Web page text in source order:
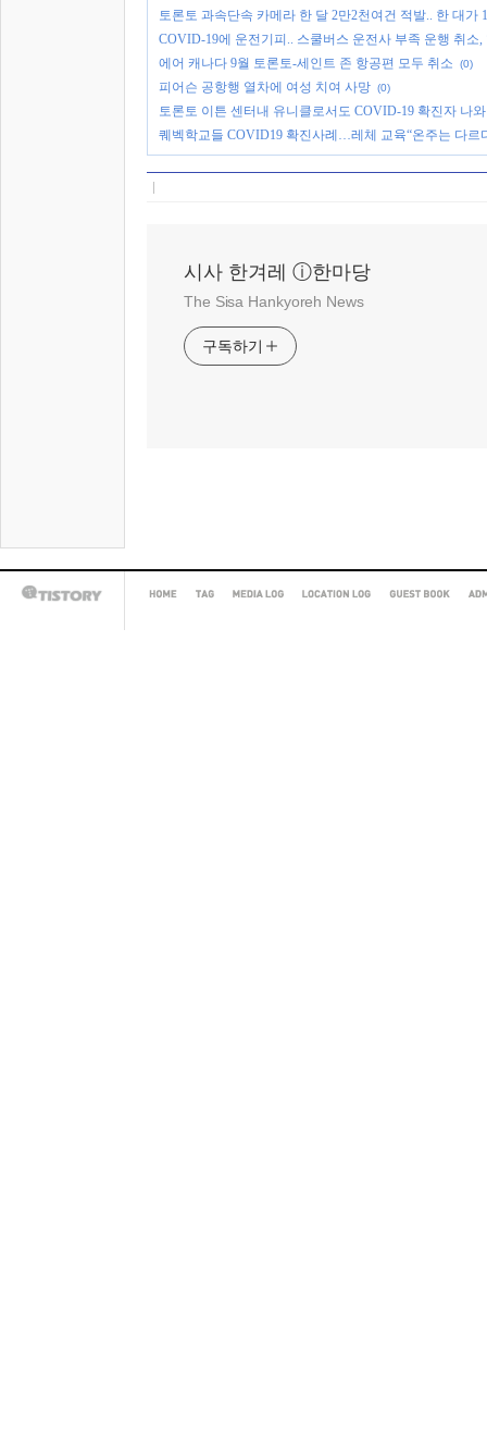
토론토 과속단속 카메라 한 달 2만2천여건 적발.. 한 대가
COVID-19에 운전기피.. 스쿨버스 운전사 부족 운행 취소,
에어 캐나다 9월 토론토-세인트 존 항공편 모두 취소
(0)
피어슨 공항행 열차에 여성 치여 사망 (0)
토론토 이튼 센터내 유니클로서도 COVID-19 확진자 나와
퀘벡학교들 COVID19 확진사례…레체 교육“온주는 다르
시사 한겨레 ⓘ한마당
The Sisa Hankyoreh News
구독하기